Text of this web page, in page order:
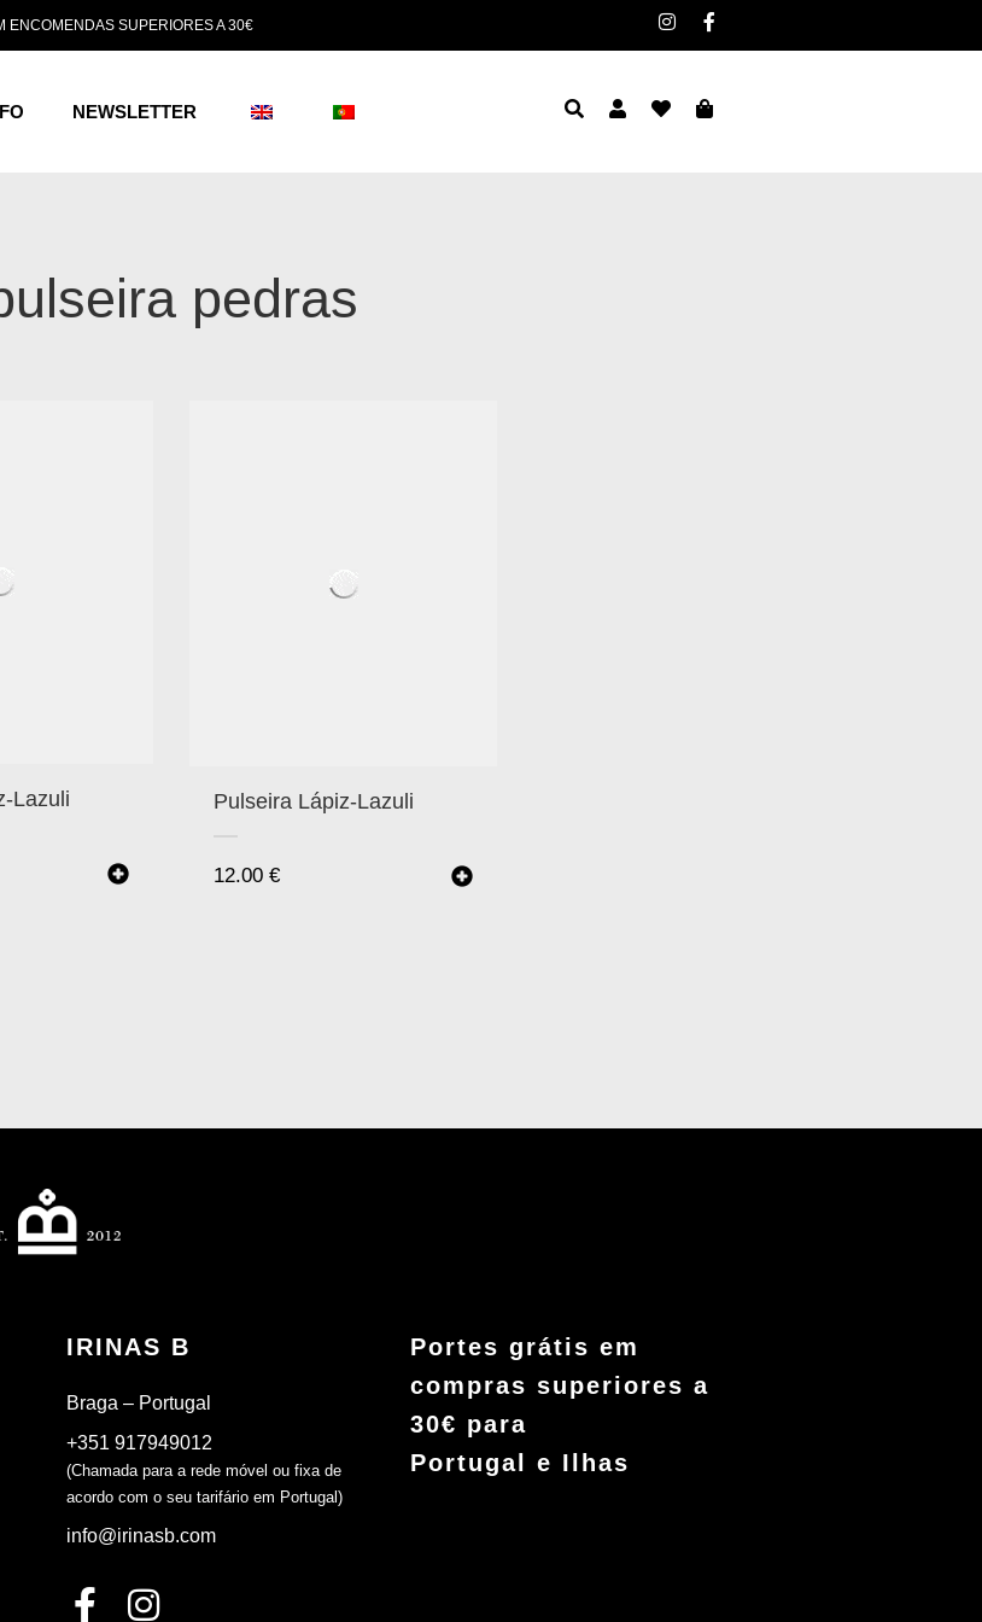
ENCOMENDAS SUPERIORES A 30€
NEWSLETTER
pedras
Lazuli Pulseira Lápiz-Lazuli
12.00 €
IRINAS B
Braga – Portugal
+351 917949012
(Chamada para a rede móvel ou fixa de
acordo com o seu tarifário em Portugal)
info@irinasb.com
Portes grátis em
compras superiores a
30€ para
Portugal e Ilhas